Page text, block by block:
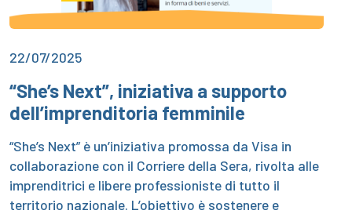
22/07/2025
“She’s Next”, iniziativa a supporto
dell’imprenditoria femminile
“She’s Next” è un’iniziativa promossa da Visa in
collaborazione con il Corriere della Sera, rivolta alle
imprenditrici e libere professioniste di tutto il
territorio nazionale. L’obiettivo è sostenere e